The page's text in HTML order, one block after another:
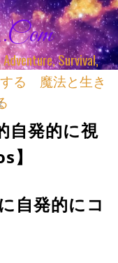
Survival,
する 魔法と生き
自発的に視
】
自発的にコ